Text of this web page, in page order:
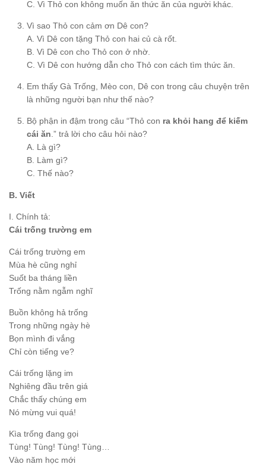
C. Vì Thỏ con không muốn ăn thức ăn của người khác.
Vì sao Thỏ con cảm ơn Dê con?
A. Vì Dê con tặng Thỏ con hai củ cà rốt.
B. Vì Dê con cho Thỏ con ở nhờ.
C. Vì Dê con hướng dẫn cho Thỏ con cách tìm thức ăn.
Em thấy Gà Trống, Mèo con, Dê con trong câu chuyện trên
là những người bạn như thế nào?
Bộ phận in đậm trong câu “Thỏ con ra khỏi hang để kiếm
cái ăn.” trả lời cho câu hỏi nào?
A. Là gì?
B. Làm gì?
C. Thế nào?
B. Viết
I. Chính tả:
Cái trống trường em
Cái trống trường em
Mùa hè cũng nghỉ
Suốt ba tháng liền
Trống nằm ngẫm nghĩ
Buồn không hả trống
Trong những ngày hè
Bọn mình đi vắng
Chỉ còn tiếng ve?
Cái trống lặng im
Nghiêng đầu trên giá
Chắc thấy chúng em
Nó mừng vui quá!
Kìa trống đang gọi
Tùng! Tùng! Tùng! Tùng…
Vào năm học mới